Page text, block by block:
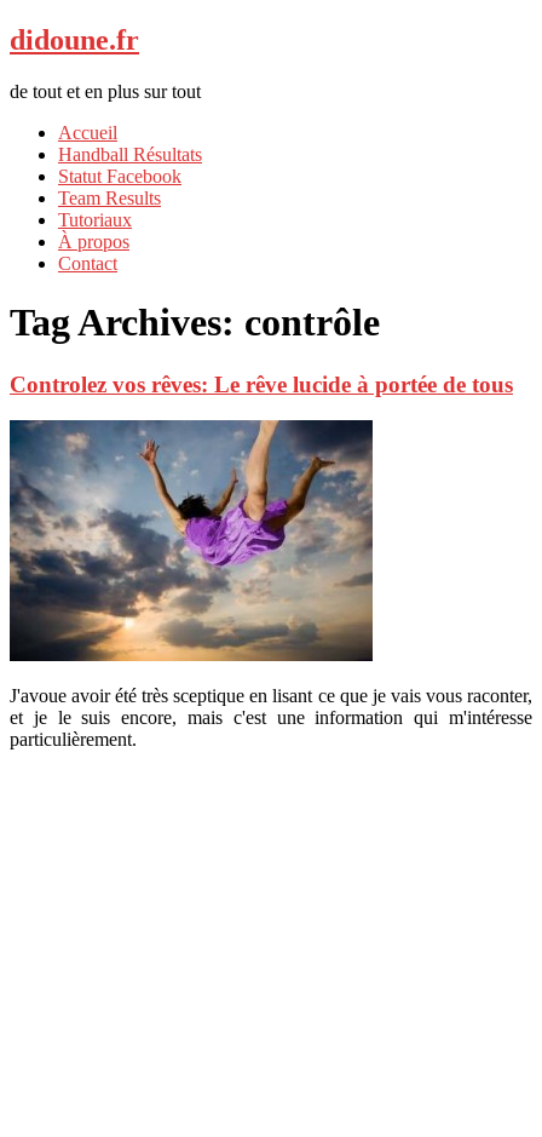
didoune.fr
de tout et en plus sur tout
Accueil
Handball Résultats
Statut Facebook
Team Results
Tutoriaux
À propos
Contact
Tag Archives: contrôle
Controlez vos rêves: Le rêve lucide à portée de tous
J'avoue avoir été très sceptique en lisant ce que je vais vous raconter,
et je le suis encore, mais c'est une information qui m'intéresse
particulièrement.